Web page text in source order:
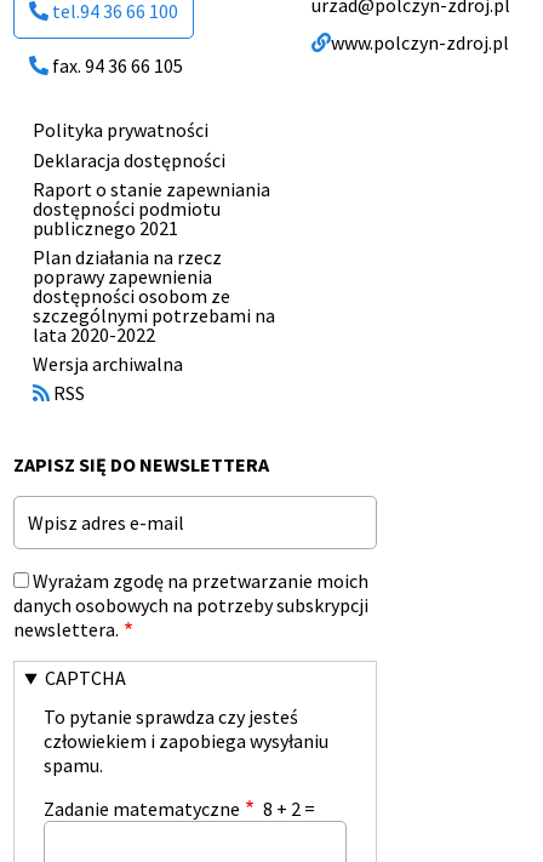
tel.94 36 66 100
fax. 94 36 66 105
urzad@polczyn-zdroj.pl
www.polczyn-zdroj.pl
Menu
stopki
Polityka prywatności
Deklaracja dostępności
Raport o stanie zapewniania
dostępności podmiotu
publicznego 2021
Plan działania na rzecz
poprawy zapewnienia
dostępności osobom ze
szczególnymi potrzebami na
lata 2020-2022
Otworzy
się
w
Wersja archiwalna
RSS
ZAPISZ SIĘ DO NEWSLETTERA
Email
Wyrażam zgodę na przetwarzanie moich
danych osobowych na potrzeby subskrypcji
newslettera.
CAPTCHA
To pytanie sprawdza czy jesteś
człowiekiem i zapobiega wysyłaniu
spamu.
Zadanie matematyczne
8 + 2 =